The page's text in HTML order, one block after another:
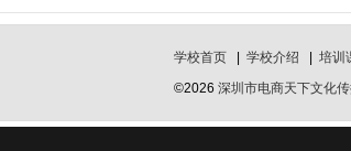
学校首页 学校介绍 培训
©2026 深圳市电商天下文化